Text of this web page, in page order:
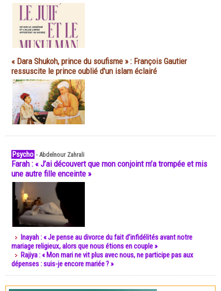
« Dara Shukoh, prince du soufisme » : François Gautier
ressuscite le prince oublié d'un islam éclairé
Psycho -Abdelnour Zahrali
Farah : « J’ai découvert que mon conjoint m’a trompée et mis
une autre fille enceinte »
Inayah : « Je pense au divorce du fait d’infidélités avant notre
mariage religieux, alors que nous étions en couple »
Rajiya : « Mon mari ne vit plus avec nous, ne participe pas aux
dépenses : suis-je encore mariée ? »